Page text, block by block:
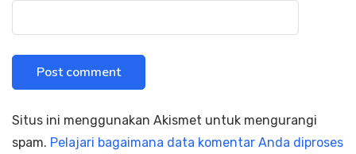
Situs ini menggunakan Akismet untuk mengurangi
spam. Pelajari bagaimana data komentar Anda diproses